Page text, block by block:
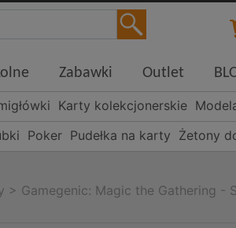
Zabawki Outlet
Karty kolekcjonerskie
Poker Pudełka na karty Żetony
> Gamegenic: Magic the Gathering -